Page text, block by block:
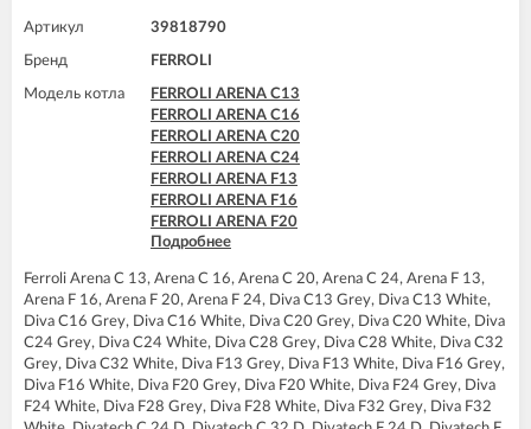
Артикул 39818790
Бренд FERROLI
Модель котла
FERROLI ARENA C13
FERROLI ARENA C16
FERROLI ARENA C20
FERROLI ARENA C24
FERROLI ARENA F13
FERROLI ARENA F16
FERROLI ARENA F20
FERROLI ARENA F24
FERROLI BLUEHELIX TECH 25C
FERROLI BLUEHELIX TECH 35 A
FERROLI BLUEHELIX TECH 35C
FERROLI DIVA C13
FERROLI DIVA C16
FERROLI DIVA C20
FERROLI DIVA C24
Подробнее
Ferroli Arena C 13, Arena C 16, Arena C 20, Arena C 24, Arena F 13,
Arena F 16, Arena F 20, Arena F 24, Diva C13 Grey, Diva C13 White,
Diva C16 Grey, Diva C16 White, Diva C20 Grey, Diva C20 White, Diva
C24 Grey, Diva C24 White, Diva C28 Grey, Diva C28 White, Diva C32
Grey, Diva C32 White, Diva F13 Grey, Diva F13 White, Diva F16 Grey,
Diva F16 White, Diva F20 Grey, Diva F20 White, Diva F24 Grey, Diva
F24 White, Diva F28 Grey, Diva F28 White, Diva F32 Grey, Diva F32